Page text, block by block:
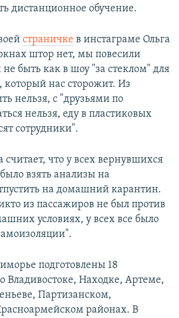
дистанционное обучение.
страничке в инстаграме Ольга
штор нет, мы повесили
быть как в шоу "за стеклом" для
нас сторожит. Из
нельзя, с "друзьями по
нельзя, еду в пластиковых
сотрудники".
считает, что у всех вернувшихся
взять анализы на
на домашний карантин.
из пассажиров не был против
условиях, у всех все было
подготовлены 18
Владивостоке, Находке, Артеме,
Партизанском,
районах. В